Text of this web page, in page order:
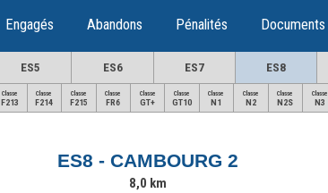
Engagés Abandons Pénalités Documents
ES5 ES6 ES7 ES8
Classe
F213
Classe
F214
Classe
F215
Classe
FR6
Classe
GT+
Classe
GT10
Classe
N1
Classe
N2
Classe
N2S
Classe
N3
ES8 - CAMBOURG 2
8,0 km